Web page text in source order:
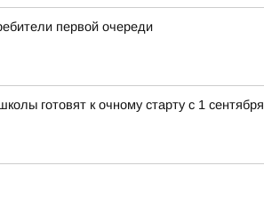
первой очереди
готовят к очному старту с 1 сентября